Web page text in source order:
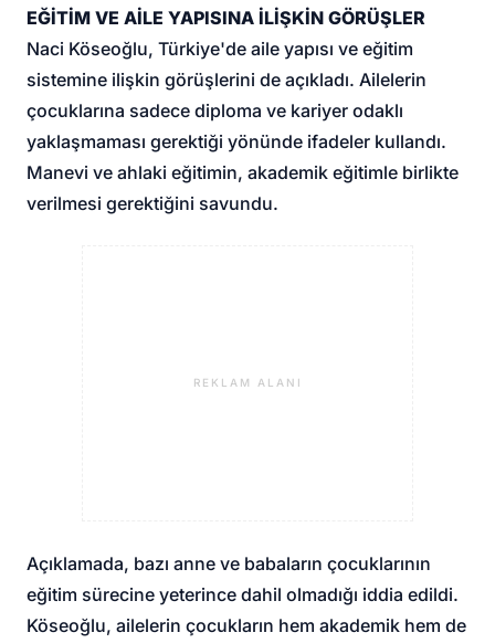
EĞİTİM VE AİLE YAPISINA İLİŞKİN GÖRÜŞLER
Naci Köseoğlu, Türkiye'de aile yapısı ve eğitim
sistemine ilişkin görüşlerini de açıkladı. Ailelerin
çocuklarına sadece diploma ve kariyer odaklı
yaklaşmaması gerektiği yönünde ifadeler kullandı.
Manevi ve ahlaki eğitimin, akademik eğitimle birlikte
verilmesi gerektiğini savundu.
REKLAM ALANI
Açıklamada, bazı anne ve babaların çocuklarının
eğitim sürecine yeterince dahil olmadığı iddia edildi.
Köseoğlu, ailelerin çocukların hem akademik hem de